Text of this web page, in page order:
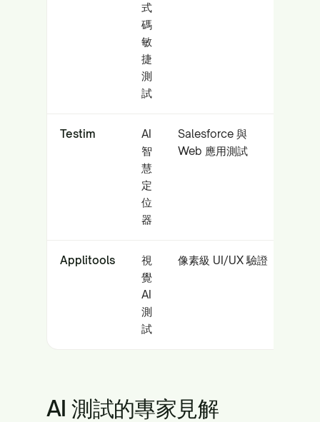
式
碼
敏
捷
測
試
Testim
AI
智
慧
定
位
器
Salesforce 與
Web 應用測試
Applitools
視
覺
AI
測
試
像素級 UI/UX 驗證
AI 測試的專家見解